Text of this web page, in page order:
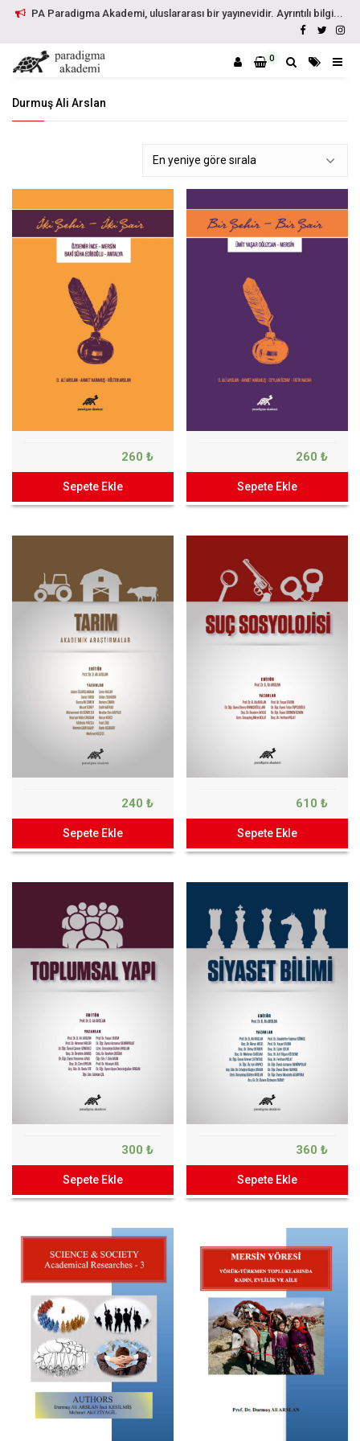
PA Paradigma Akademi, uluslararası bir yayınevidir. Ayrıntılı bilgi...
0
Durmuş Ali Arslan
260 ₺
Sepete Ekle
260 ₺
Sepete Ekle
240 ₺
Sepete Ekle
610 ₺
Sepete Ekle
300 ₺
Sepete Ekle
360 ₺
Sepete Ekle